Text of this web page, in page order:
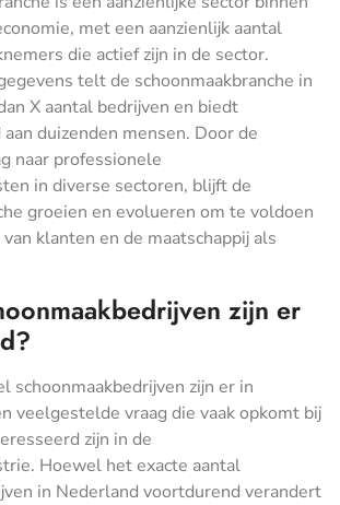
met een aanzienlijk aantal
die actief zijn in de sector.
telt de schoonmaakbranche in
X aantal bedrijven en biedt
duizenden mensen. Door de
naar professionele
in diverse sectoren, blijft de
groeien en evolueren om te voldoen
klanten en de maatschappij als
zijn er
schoonmaakbedrijven zijn er in
veelgestelde vraag die vaak opkomt bij
zijn in de
Hoewel het exacte aantal
in Nederland voortdurend verandert